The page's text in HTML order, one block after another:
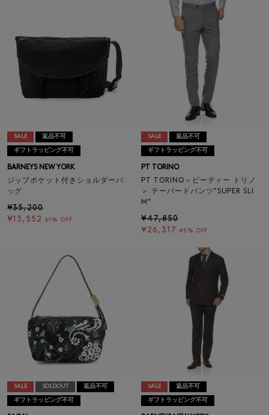
SALE 返品不可
ギフトラッピング不可
BARNEYS NEW YORK
ジップポケット付きショルダーバ
ッグ
¥35,200
¥13,552
61% OFF
SALE 返品不可
ギフトラッピング不可
PT TORINO
PT TORINO＜ピーティー トリノ
＞ テーパードパンツ"SUPER SLI
M"
¥47,850
¥26,317 45% OFF
SALE SOLDOUT 返品不可
ギフトラッピング不可
SALE 返品不可
ギフトラッピング不可